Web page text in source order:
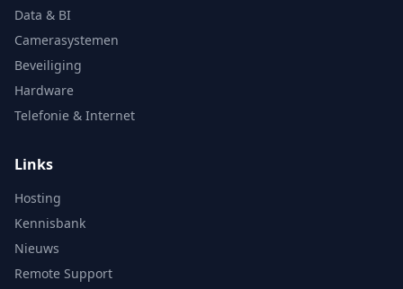
Data & BI
Camerasystemen
Beveiliging
Hardware
Telefonie & Internet
Links
Hosting
Kennisbank
Nieuws
Remote Support